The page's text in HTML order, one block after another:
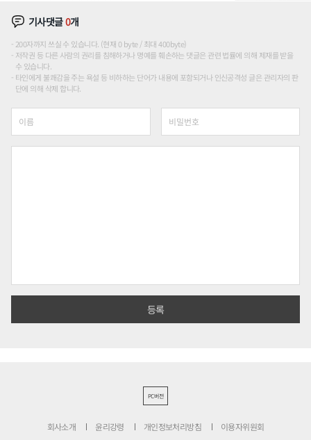
기사댓글0개
200자까지 쓰실 수 있습니다. (현재 0 byte / 최대 400byte)
저작권 등 다른 사람의 권리를 침해하거나 명예를 훼손하는 댓글은 관련 법률에 의해 제재를 받을
수 있습니다.
타인에게 불쾌감을 주는 욕설 등 비하하는 단어가 내용에 포함되거나 인신공격성 글은 관리자의 판
단에 의해 삭제 합니다.
PC버전
회사소개 윤리강령 개인정보처리방침 이용자위원회